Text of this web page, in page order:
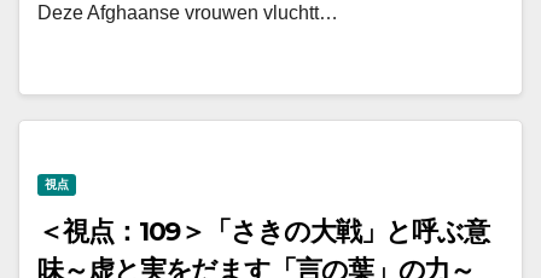
Deze Afghaanse vrouwen vluchtt…
視点
＜視点：109＞「さきの大戦」と呼ぶ意
味～虚と実をだます「言の葉」の力～